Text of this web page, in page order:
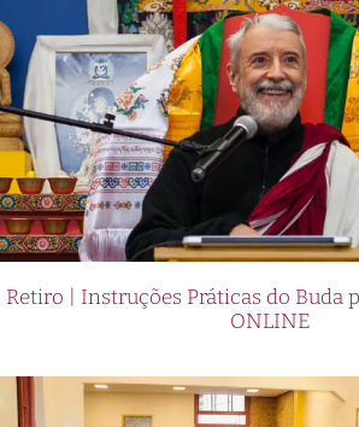
Retiro | Instruções Práticas do Buda
ONLINE